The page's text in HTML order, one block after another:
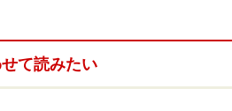
返しながら動きます。そのた
な方向性にあるのかを分析し
て読みたい